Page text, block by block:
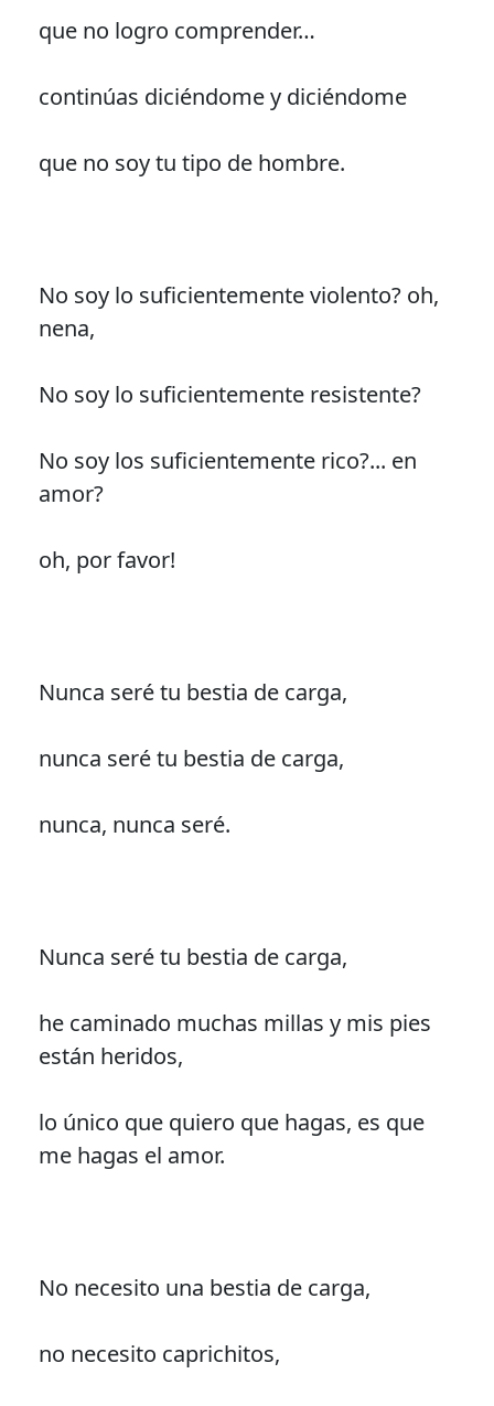
que no logro comprender…
continúas diciéndome y diciéndome
que no soy tu tipo de hombre.
No soy lo suficientemente violento? oh,
nena,
No soy lo suficientemente resistente?
No soy los suficientemente rico?... en
amor?
oh, por favor!
Nunca seré tu bestia de carga,
nunca seré tu bestia de carga,
nunca, nunca seré.
Nunca seré tu bestia de carga,
he caminado muchas millas y mis pies
están heridos,
lo único que quiero que hagas, es que
me hagas el amor.
No necesito una bestia de carga,
no necesito caprichitos,